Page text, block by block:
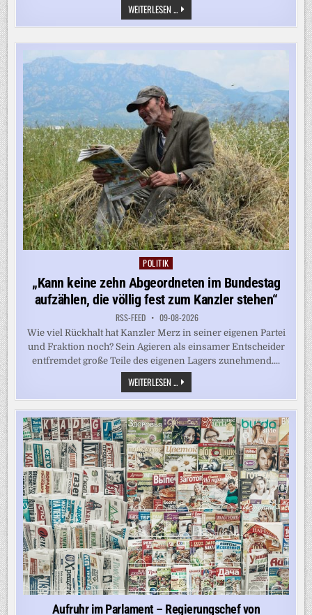
WEITERLESEN ... BILGER
WILL
GEHÄLTER
BAHNMANAGERN
KNÜPFEN
Posted
in
POLITIK
„Kann keine zehn Abgeordneten im Bundestag
aufzählen, die völlig fest zum Kanzler stehen“
RSS-FEED 09-08-2026
Wie viel Rückhalt hat Kanzler Merz in seiner eigenen Partei
und Fraktion noch? Sein Agieren als einsamer Entscheider
entfremdet große Teile des eigenen Lagers zunehmend....
WEITERLESEN ... „KANN
KEINE
ZEHN
ABGEORDNETEN
IM
BUNDESTAG
AUFZÄHLEN,
DIE
VÖLLIG
FEST
ZUM
KANZLER
STEHEN“
Aufruhr im Parlament – Regierungschef von